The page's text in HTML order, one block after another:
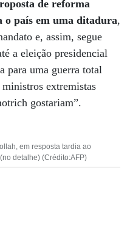
de reforma
país em uma ditadura,
e, assim, segue
a eleição presidencial
para uma guerra total
ministros extremistas
gostariam”.
em resposta tardia ao
detalhe) (Crédito:AFP)